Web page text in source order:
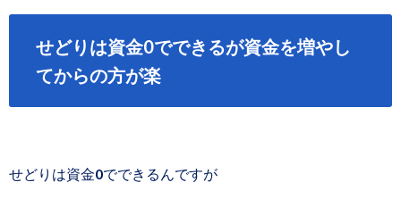
せどりは資金0でできるが資金を増やし
てからの方が楽
せどりは資金0でできるんですが